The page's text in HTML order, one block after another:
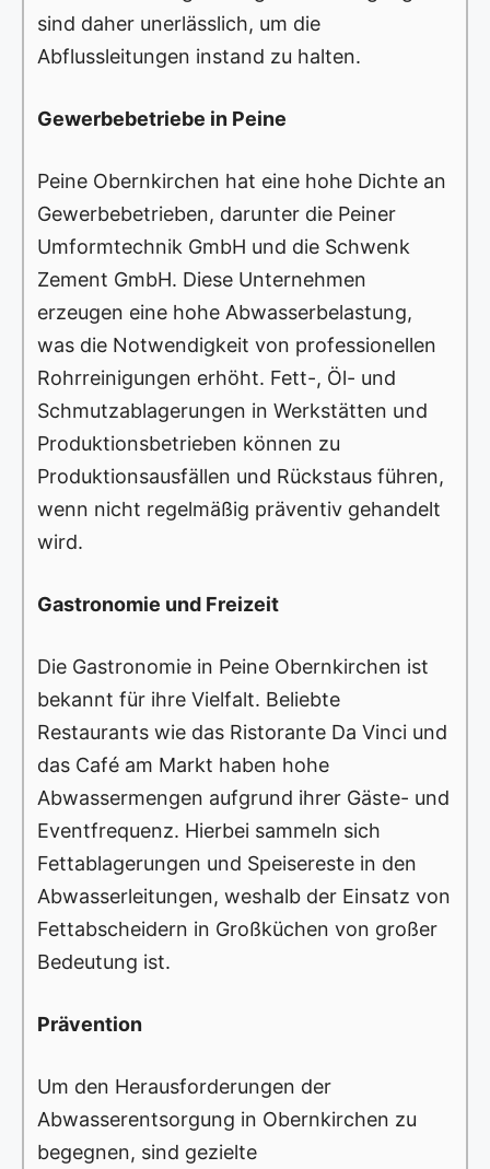
sind daher unerlässlich, um die
Abflussleitungen instand zu halten.
Gewerbebetriebe in Peine
Peine Obernkirchen hat eine hohe Dichte an
Gewerbebetrieben, darunter die Peiner
Umformtechnik GmbH und die Schwenk
Zement GmbH. Diese Unternehmen
erzeugen eine hohe Abwasserbelastung,
was die Notwendigkeit von professionellen
Rohrreinigungen erhöht. Fett-, Öl- und
Schmutzablagerungen in Werkstätten und
Produktionsbetrieben können zu
Produktionsausfällen und Rückstaus führen,
wenn nicht regelmäßig präventiv gehandelt
wird.
Gastronomie und Freizeit
Die Gastronomie in Peine Obernkirchen ist
bekannt für ihre Vielfalt. Beliebte
Restaurants wie das Ristorante Da Vinci und
das Café am Markt haben hohe
Abwassermengen aufgrund ihrer Gäste- und
Eventfrequenz. Hierbei sammeln sich
Fettablagerungen und Speisereste in den
Abwasserleitungen, weshalb der Einsatz von
Fettabscheidern in Großküchen von großer
Bedeutung ist.
Prävention
Um den Herausforderungen der
Abwasserentsorgung in Obernkirchen zu
begegnen, sind gezielte